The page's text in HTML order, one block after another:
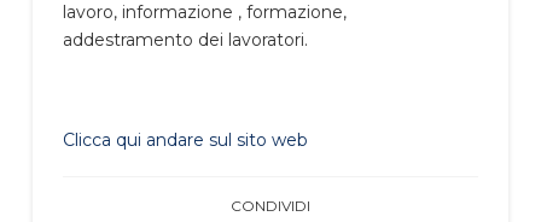
lavoro, informazione , formazione,
addestramento dei lavoratori.
Clicca qui andare sul sito web
CONDIVIDI